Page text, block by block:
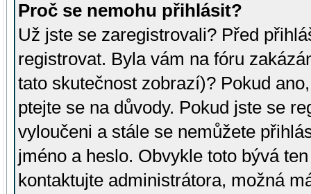
Proč se nemohu přihlásit?
Už jste se zaregistrovali? Před
registrovat. Byla vám na fóru
tato skutečnost zobrazí)? Pokud
ptejte se na důvody. Pokud jste se
vyloučeni a stále se nemůžete
jméno a heslo. Obvykle toto bývá
kontaktujte administrátora, možná